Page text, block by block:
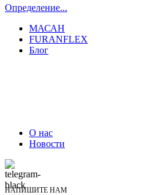
Определение...
МАСАН
FURANFLEX
Блог
О нас
Новости
НАПИШИТЕ НАМ